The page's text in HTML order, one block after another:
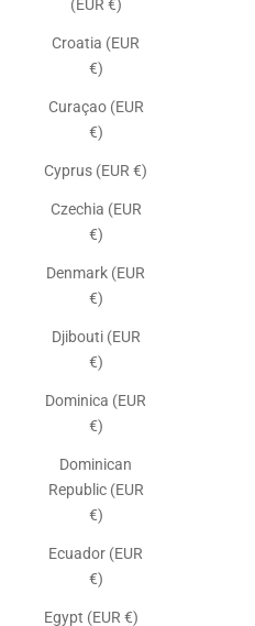
(EUR €)
Croatia (EUR
€)
Curaçao (EUR
€)
Cyprus (EUR €)
Czechia (EUR
€)
Denmark (EUR
€)
Djibouti (EUR
€)
Dominica (EUR
€)
Dominican
Republic (EUR
€)
Ecuador (EUR
€)
Egypt (EUR €)